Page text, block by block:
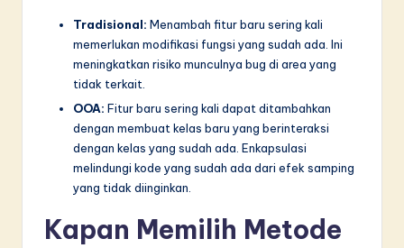
Tradisional: Menambah fitur baru sering kali
memerlukan modifikasi fungsi yang sudah ada. Ini
meningkatkan risiko munculnya bug di area yang
tidak terkait.
OOA: Fitur baru sering kali dapat ditambahkan
dengan membuat kelas baru yang berinteraksi
dengan kelas yang sudah ada. Enkapsulasi
melindungi kode yang sudah ada dari efek samping
yang tidak diinginkan.
Kapan Memilih Metode